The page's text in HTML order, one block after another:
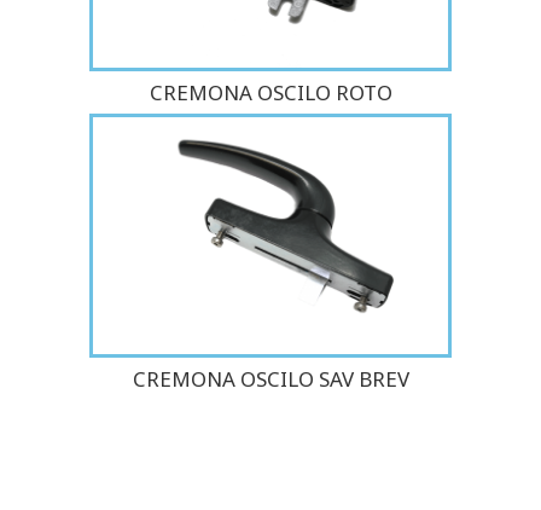
CREMONA OSCILO ROTO
CREMONA OSCILO SAV BREV